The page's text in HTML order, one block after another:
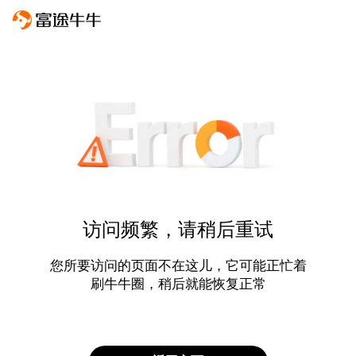
访问频繁，请稍后重试
您所要访问的页面不在这儿，它可能正忙着
刷牛牛圈，稍后就能恢复正常